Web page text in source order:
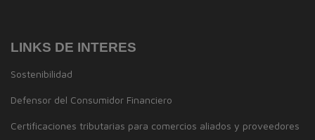
LINKS DE INTERES
Sostenibilidad
Defensor del Consumidor Financiero
Certificaciones tributarias para comercios aliados y proveedores